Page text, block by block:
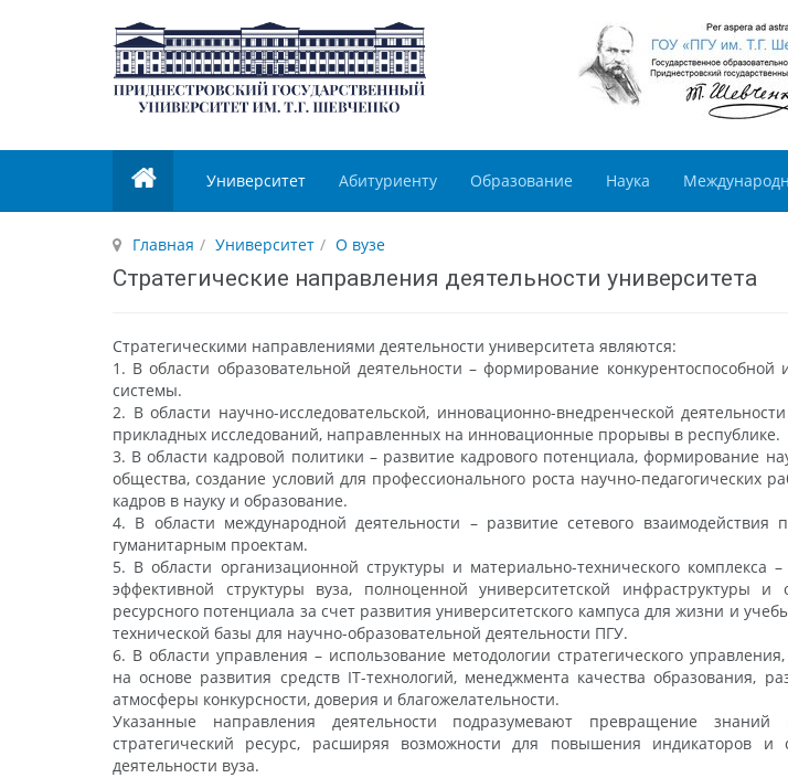
Университет Абитуриенту Образование Наука
Главная Университет О вузе
Стратегические направления деятельности университета
Стратегическими направлениями деятельности университета являются:
1. В области образовательной деятельности – формирование конкурентоспособной
системы.
2. В области научно-исследовательской, инновационно-внедренческой
прикладных исследований, направленных на инновационные прорывы в республике.
3. В области кадровой политики – развитие кадрового потенциала, формирование
общества, создание условий для профессионального роста научно-педагогических
кадров в науку и образование.
4. В области международной деятельности – развитие сетевого
гуманитарным проектам.
5. В области организационной структуры и материально-технического
эффективной структуры вуза, полноценной университетской инфраструктуры и
ресурсного потенциала за счет развития университетского кампуса для жизни и
технической базы для научно-образовательной деятельности ПГУ.
6. В области управления – использование методологии стратегического
на основе развития средств IT-технологий, менеджмента качества образования,
атмосферы конкурсности, доверия и благожелательности.
Указанные направления деятельности подразумевают превращение
стратегический ресурс, расширяя возможности для повышения индикаторов и
деятельности вуза.